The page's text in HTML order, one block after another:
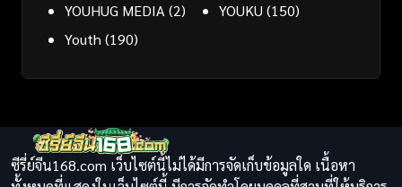
YOUHUG MEDIA (2) YOUKU (150)
Youth (190)
ซีรี่ย์จีน168.com เว็บไซต์นี้ไม่ได้มีการจัดเก็บข้อมูลใด เนื้อหา